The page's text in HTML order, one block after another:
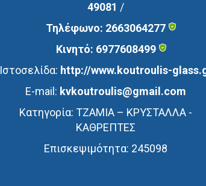
49081 /
Τηλέφωνο: 2663064277
Κινητό: 6977608499
Ιστοσελίδα: http://www.koutroulis-
E-mail: kvkoutroulis@gmail.com
Κατηγορία: ΤΖΑΜΙΑ – ΚΡΥΣΤΑΛΛΑ -
ΚΑΘΡΕΠΤΕΣ
Επισκεψιμότητα: 245098